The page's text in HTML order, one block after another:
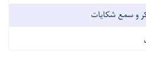
و سمع شکایات